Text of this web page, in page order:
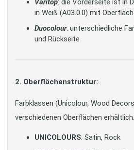
Varitop: die Vorderseite ist in
in Weiß (A03.0.0) mit
Duocolour: unterschiedliche
und Rückseite
2. Oberflächenstruktur:
Farbklassen (Unicolour, Wood
verschiedenen Oberflächen erhältlich.
UNICOLOURS: Satin, Rock